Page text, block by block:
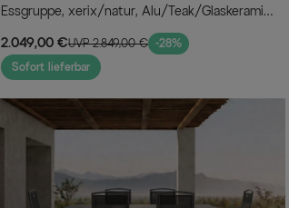
Essgruppe, xerix/natur, Alu/Teak/Glaskeramik,
4 Dining Sessel, 2 Klappstühle,
160/220x100cm, Teak Armlehnen
2.049,00 €UVP 2.849,00 € -28%
Sofort lieferbar